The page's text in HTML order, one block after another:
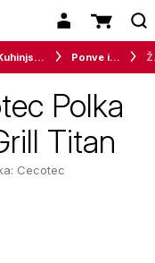
Kuhinjska posoda Ponve in voki
Polka
Titan
Cecotec